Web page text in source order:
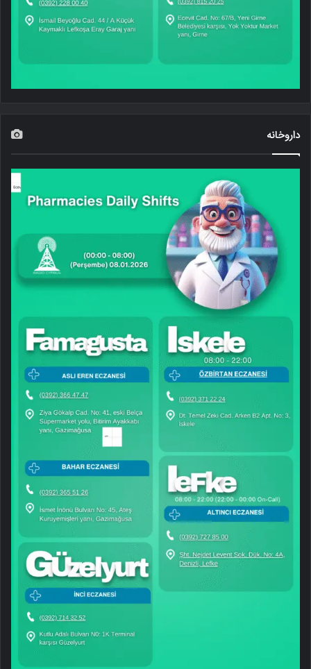
داروخانه